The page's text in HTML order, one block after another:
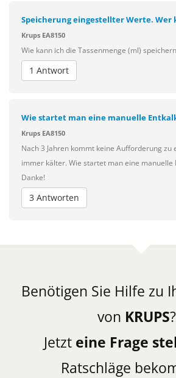
Speicherung eingestellter Werte. Wer
Krups EA8150
Wie kann ich die Tassenmenge (ml)
1 Antwort
Wie startet man eine manuelle
Krups EA8150
Nach 3 Jahren kommt keine Aufforderung zu
immer kälter. Wie startet man eine manuelle
Danke!
3 Antworten
Benötigen Sie Hilfe zu
von KRUPS?
Jetzt eine Frage
Ratschläge